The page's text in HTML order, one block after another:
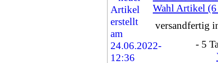
Wahl Artikel
versandfertig
- 5